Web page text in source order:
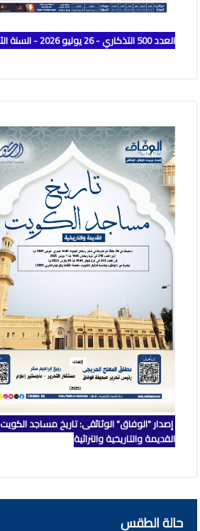
العدد 500 التذكاري - 26 يوليو 2026 - السنة الثالثة
إصدار "الوفاق" الوثائقي: تاريخ مساجد الكويت
القديمة والتاريخية والتراثية
حالة الطقس